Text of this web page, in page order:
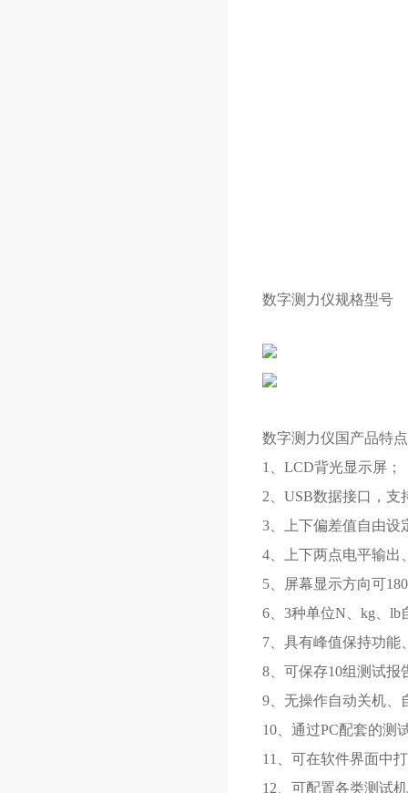
数字测力仪规格型号
数字测力仪国产品特
1、LCD背光显示屏；
2、USB数据接口，支
3、上下偏差值自由设
4、上下两点电平输出
5、屏幕显示方向可
6、3种单位N、kg、lb
7、具有峰值保持功能
8、可保存10组测试报
9、无操作自动关机、
10、通过PC配套的测
11、可在软件界面中
12、可配置各类测试